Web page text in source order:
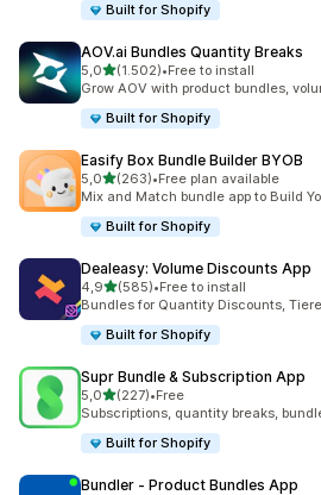
Built for Shopify
AOV.ai Bundles Quantity Breaks
5,05 yıldız üzerinden
(1.502)
toplam 1502 değerlendirme
•Free to install
Grow AOV with product bundles,
Built for Shopify
Easify Box Bundle Builder BYOB
5,05 yıldız üzerinden
(263)
toplam 263 değerlendirme
•Free plan available
Mix and Match bundle app to Build
Built for Shopify
Dealeasy: Volume Discounts App
4,95 yıldız üzerinden
(585)
toplam 585 değerlendirme
•Free to install
Bundles for Quantity Discounts,
Built for Shopify
Supr Bundle & Subscription App
5,05 yıldız üzerinden
(227)
toplam 227 değerlendirme
•Free
Subscriptions, quantity breaks,
Built for Shopify
Bundler ‑ Product Bundles App